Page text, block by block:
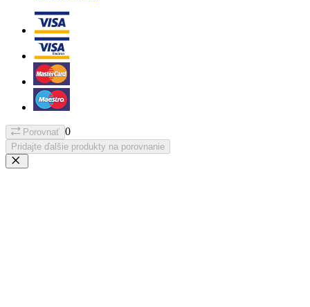
Porovnať 0
Pridajte ďalšie produkty na porovnanie